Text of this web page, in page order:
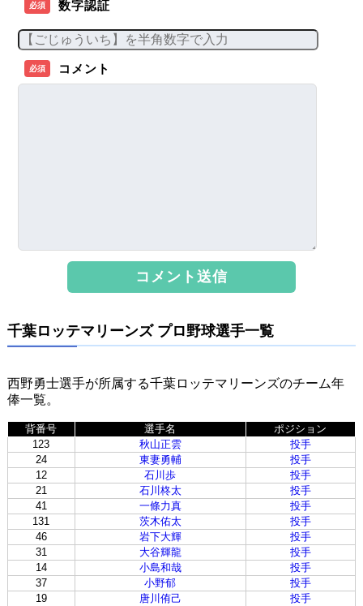
必須 数字認証
必須 コメント
千葉ロッテマリーンズ プロ野球選手一覧
西野勇士選手が所属する千葉ロッテマリーンズのチーム年
俸一覧。
背番号 選手名
ポジション
123
秋山正雲
投手
24
東妻勇輔
投手
12
石川歩
投手
21
石川柊太
投手
41
一條力真
投手
131
茨木佑太
投手
46
岩下大輝
投手
31
大谷輝龍
投手
14
小島和哉
投手
37
小野郁
投手
19
唐川侑己
投手